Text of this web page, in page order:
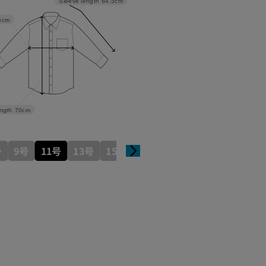
70cm
9号 11号 13号 15号